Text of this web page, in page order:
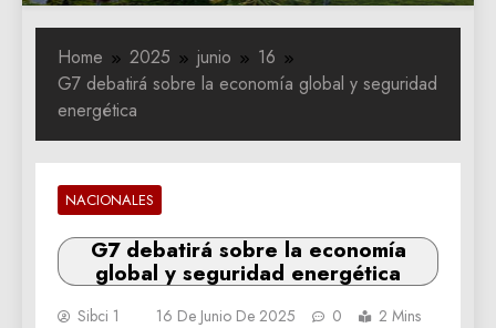
Home 2025 junio
16
G7 debatirá sobre la economía global y seguridad
energética
NACIONALES
G7 debatirá sobre la economía
global y seguridad energética
Sibci 1 16 De Junio De 2025 0 2 Mins